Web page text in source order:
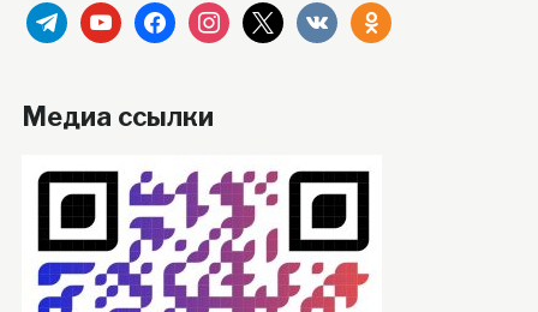
telegramyoutubefacebookinstagram
x vkontakteodnoklassniki
Медиа ссылки